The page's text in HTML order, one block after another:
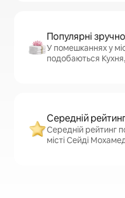
Популярні
У помешканнях у
подобаються
Середній
Середній рейтинг
місті Сейді